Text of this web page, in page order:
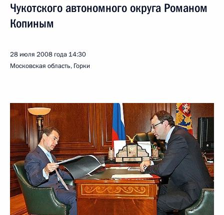
Чукотского автономного округа Романом
Копиным
28 июля 2008 года 14:30
Московская область, Горки